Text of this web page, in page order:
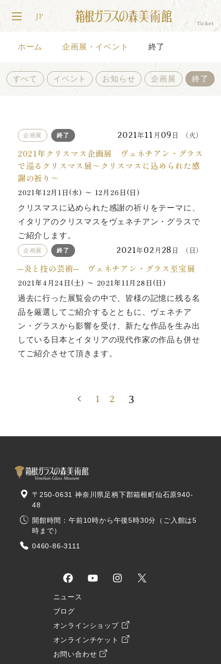
JP
ホーム 企画展・イベント 終了
すべて イベント お知らせ 企画展 終了
企画展 終了 2021年11 月 09 日 （火）
2021年クリスマス企画展 ヴェネチアン・グラス
で巡るクリスマス展～クリスマスに込められた感
謝の祈り～
2021年12月 1日(水) 〜 12月 26 日(日)
クリスマスに込められた感謝の祈りをテーマに、
イタリアのクリスマスをヴェネチアン・グラスで
ご紹介します。
企画展 終了 2021年02 月 28 日 （日）
─炎と技の芸術─ ヴェネチアン・グラス至宝展
2021年4月24日(土) 〜 2021年11月 28 日(日)
過去に行った展覧会の中で、皆様の記憶に残る名
品を厳選してご紹介するとともに、ヴェネチア
ン・グラスから影響を受け、新たな作品を生み出
している日本とイタリアの現代作家の作品も併せ
てご紹介させて頂きます。
1 2 3
ニュース
ブログ
オンラインショップ
オンラインチケット
お問い合わせ
〒250-0631 神奈川県足柄下郡箱根町仙石原940-
48
開館時間：午前10時から午後5時30分（ご入館は5
時まで）
0460-86-3111